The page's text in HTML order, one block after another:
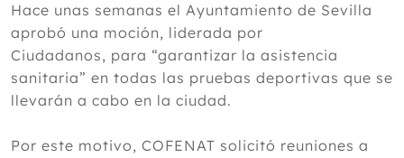
Hace unas semanas el Ayuntamiento de Sevilla
aprobó una moción, liderada por
Ciudadanos, para “garantizar la asistencia
sanitaria” en todas las pruebas deportivas que se
llevarán a cabo en la ciudad.
Por este motivo, COFENAT solicitó reuniones a